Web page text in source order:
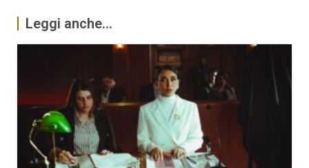
Leggi anche...